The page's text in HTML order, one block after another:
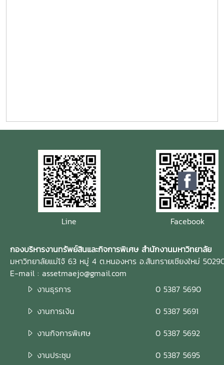
Line Facebook
กองบริหารงานทรัพย์สินและกิจการพิเศษ สำนักงานมหาวิทยาลัย
มหาวิทยาลัยแม่โจ้ 63 หมู่ 4 ต.หนองหาร อ.สันทรายเชียงใหม่
E-mail : assetmaejo@gmail.com
งานธุรการ
0 5387 5690
งานการเงิน
0 5387 5691
งานกิจการพิเศษ
0 5387 5692
งานประชุม
0 5387 5695